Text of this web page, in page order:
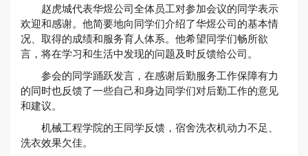
赵虎城代表华煜公司全体员工对参加会议的同学表示
欢迎和感谢。他简要地向同学们介绍了华煜公司的基本情
况、取得的成绩和服务育人体系。他希望同学们畅所欲
言，将在学习和生活中发现的问题及时反馈给公司。
参会的同学踊跃发言，在感谢后勤服务工作保障有力
的同时也反馈了一些自己和身边同学们对后勤工作的意见
和建议。
机械工程学院的王同学反馈，宿舍洗衣机动力不足、
洗衣效果欠佳。